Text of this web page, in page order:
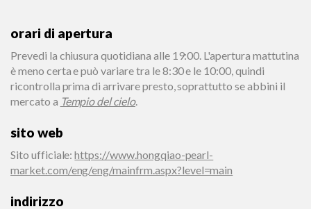
orari di apertura
Prevedi la chiusura quotidiana alle 19:00. L'apertura mattutina
è meno certa e può variare tra le 8:30 e le 10:00, quindi
ricontrolla prima di arrivare presto, soprattutto se abbini il
mercato a Tempio del cielo.
sito web
Sito ufficiale:https://www.hongqiao-pearl-
market.com/eng/eng/mainfrm.aspx?level=main
indirizzo